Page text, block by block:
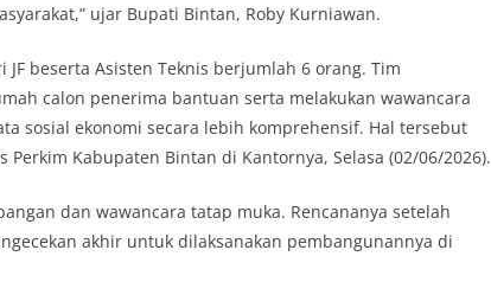
ujar Bupati Bintan, Roby Kurniawan.
beserta Asisten Teknis berjumlah 6 orang. Tim
calon penerima bantuan serta melakukan wawancara
sosial ekonomi secara lebih komprehensif. Hal tersebut
Kabupaten Bintan di Kantornya, Selasa (02/06/2026).
dan wawancara tatap muka. Rencananya setelah
akhir untuk dilaksanakan pembangunannya di